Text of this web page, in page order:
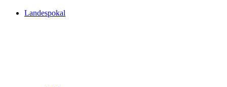
Landespokal